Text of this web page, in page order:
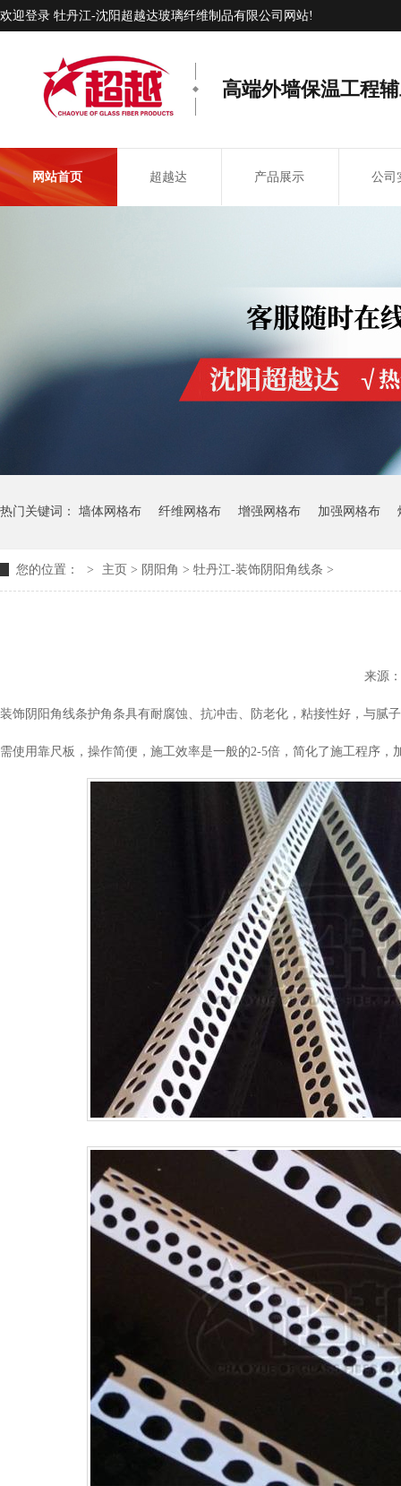
欢迎登录 牡丹江-沈阳超越达玻璃纤维制品有限公司网站!
高端外墙保温工程
网站首页 超越达 产品展示 公司
热门关键词： 墙体网格布 纤维网格布 增强网格布 加强网格布
您的位置： > 主页 > 阴阳角 > 牡丹江-装饰阴阳角线条 >
来源：
装饰阴阳角线条护角条具有耐腐蚀、抗冲击、防老化，粘接性好，与腻
需使用靠尺板，操作简便，施工效率是一般的2-5倍，简化了施工程序